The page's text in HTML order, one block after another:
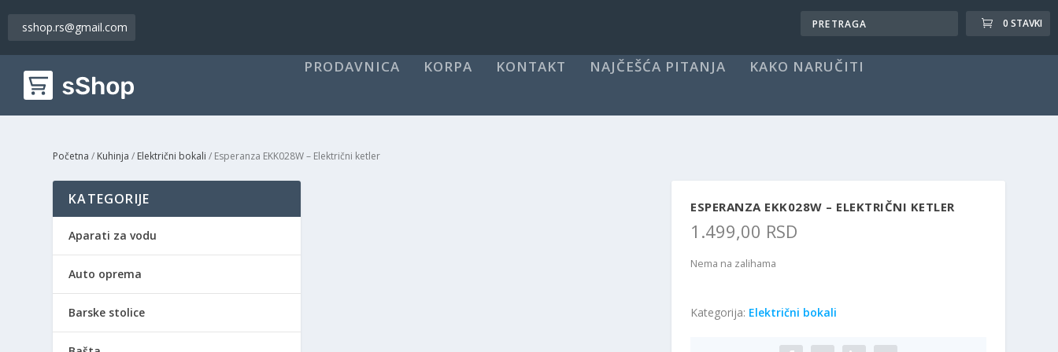
sshop.rs@gmail.com 0 STAVKI
PRODAVNICA KORPA KONTAKT NAJČEŠĆA PITANJA KAKO NARUČITI
Početna / Kuhinja / Električni bokali / Esperanza EKK028W – Električni ketler
ESPERANZA EKK028W – ELEKTRIČNI KETLER
1.499,00 RSD
Nema na zalihama
Kategorija: Električni bokali
KATEGORIJE
Aparati za vodu
Auto oprema
Barske stolice